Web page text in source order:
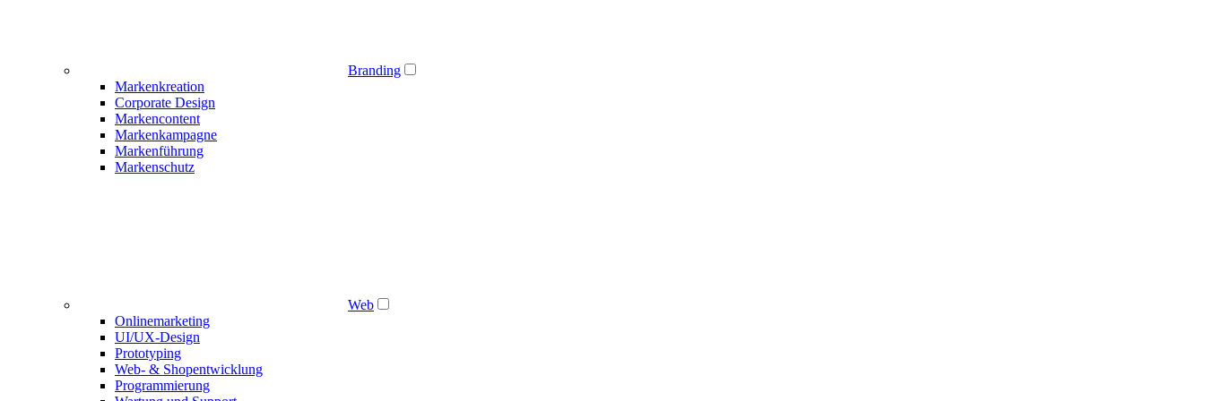
Branding
Markenkreation
Corporate Design
Markencontent
Markenkampagne
Markenführung
Markenschutz
Web
Onlinemarketing
UI/UX-Design
Prototyping
Web- & Shopentwicklung
Programmierung